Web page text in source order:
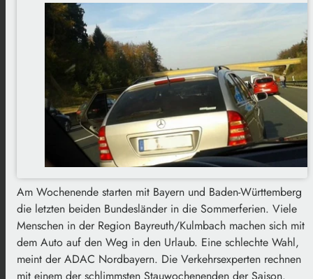
Am Wochenende starten mit Bayern und Baden-Württemberg
die letzten beiden Bundesländer in die Sommerferien. Viele
Menschen in der Region Bayreuth/Kulmbach machen sich mit
dem Auto auf den Weg in den Urlaub. Eine schlechte Wahl,
meint der ADAC Nordbayern. Die Verkehrsexperten rechnen